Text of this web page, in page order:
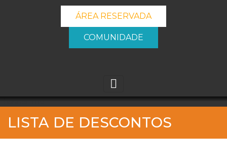
ÁREA RESERVADA
COMUNIDADE
_banner_me_
LISTA DE DESCONTOS